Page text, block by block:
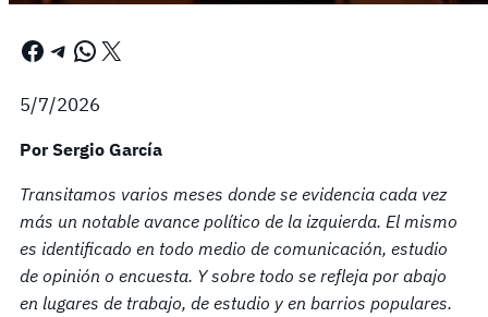
Facebook Telegram WhatsApp X
5/7/2026
Por Sergio García
Transitamos varios meses donde se evidencia cada vez
más un notable avance político de la izquierda. El mismo
es identificado en todo medio de comunicación, estudio
de opinión o encuesta. Y sobre todo se refleja por abajo
en lugares de trabajo, de estudio y en barrios populares.